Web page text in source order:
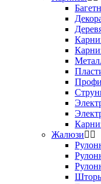
Жалюзи